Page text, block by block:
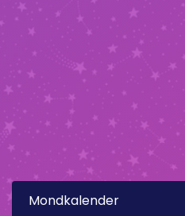
Mondkalender